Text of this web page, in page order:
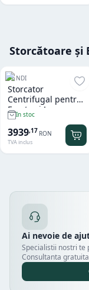
Storcătoare și
HENDI
Storcator
Centrifugal pentru
Fructe si Legume
Hendi
In stoc
3939,17 RON
TVA inclus
Ai nevoie de
Specialistii nostri te
Consultanta